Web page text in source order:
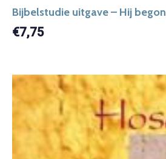
Bijbelstudie uitgave – Hij begon
€7,75